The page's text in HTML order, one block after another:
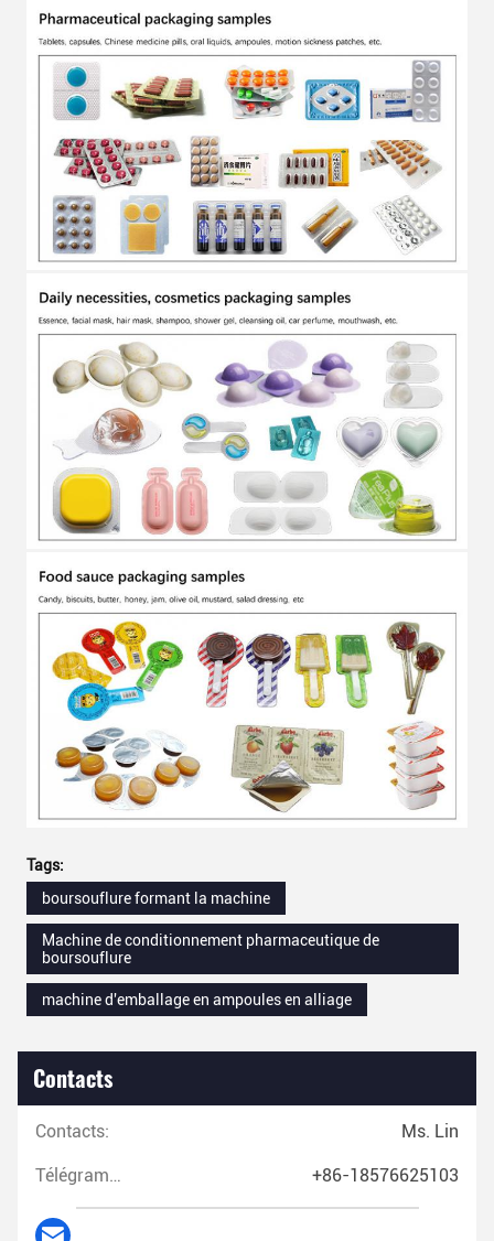
Tags:
boursouflure formant la machine
Machine de conditionnement pharmaceutique de
boursouflure
machine d'emballage en ampoules en alliage
Contacts
Contacts: Ms. Lin
Télégramme: +86-18576625103